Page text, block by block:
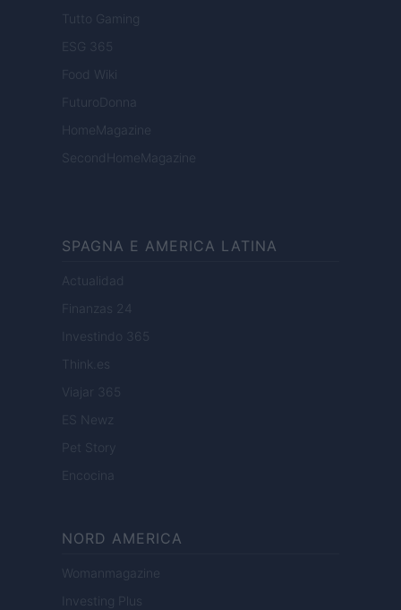
Tutto Gaming
ESG 365
Food Wiki
FuturoDonna
HomeMagazine
SecondHomeMagazine
SPAGNA E AMERICA LATINA
Actualidad
Finanzas 24
Investindo 365
Think.es
Viajar 365
ES Newz
Pet Story
Encocina
NORD AMERICA
Womanmagazine
Investing Plus